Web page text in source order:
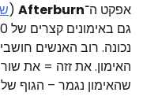
אפקט ה־Afterburn
(
נכונה. רוב האנשים
האימון. את זזה = את
שהאימון נגמר – הגוף